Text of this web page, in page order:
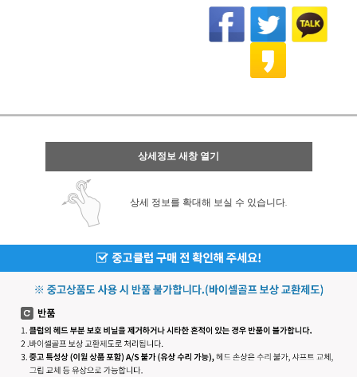
상세정보 새창 열기
상세 정보를 확대해 보실 수 있습니다.